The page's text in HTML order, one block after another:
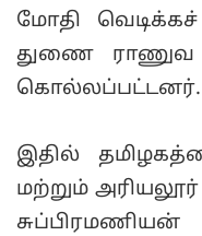
மோதி
துணை ராணுவ
கொல்லப்பட்டனர்.
இதில்
மற்றும்